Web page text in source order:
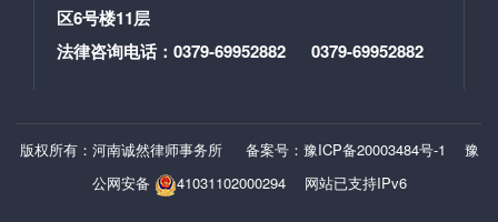
区6号楼11层
法律咨询电话：0379-69952882 0379-69952882
版权所有：河南诚然律师事务所 备案号：豫ICP备20003484号-1
豫
公网安备
41031102000294网站已支持IPv6